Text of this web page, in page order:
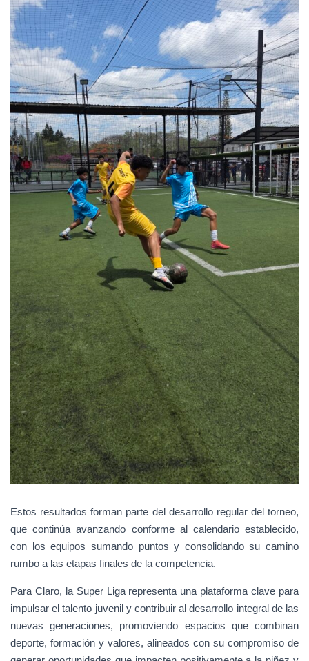
Estos resultados forman parte del desarrollo regular del torneo,
que continúa avanzando conforme al calendario establecido,
con los equipos sumando puntos y consolidando su camino
rumbo a las etapas finales de la competencia.
Para Claro, la Super Liga representa una plataforma clave para
impulsar el talento juvenil y contribuir al desarrollo integral de las
nuevas generaciones, promoviendo espacios que combinan
deporte, formación y valores, alineados con su compromiso de